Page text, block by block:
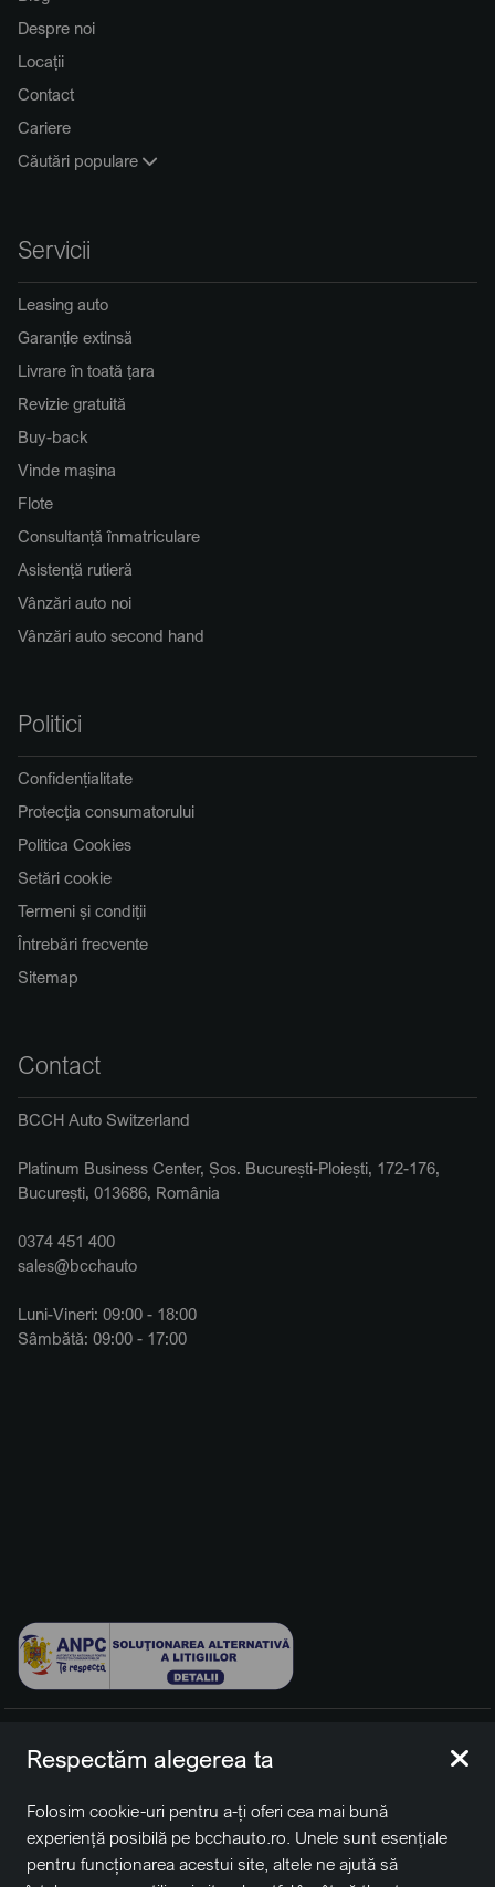
Despre noi
Locații
Contact
Cariere
Căutări populare
Servicii
Leasing auto
Garanție extinsă
Livrare în toată țara
Revizie gratuită
Buy-back
Vinde mașina
Flote
Consultanță înmatriculare
Asistență rutieră
Vânzări auto noi
Vânzări auto second hand
Politici
Confidențialitate
Protecția consumatorului
Politica Cookies
Setări cookie
Termeni și condiții
Întrebări frecvente
Sitemap
Contact
BCCH Auto Switzerland
Platinum Business Center, Șos. București-Ploiești, 172-176,
București, 013686, România
0374 451 400
sales@bcchauto
Luni-Vineri: 09:00 - 18:00
Sâmbătă: 09:00 - 17:00
rezervate.
BCCH Auto Switzerland este o marcă a societății
BCCH
Group Switzerland AG
Sediu social: David Business Center, Str. Erou Iancu Nicolae
Respectăm alegerea ta
Folosim cookie-uri pentru a-ți oferi cea mai bună
experiență posibilă pe bcchauto.ro. Unele sunt esențiale
pentru funcționarea acestui site, altele ne ajută să